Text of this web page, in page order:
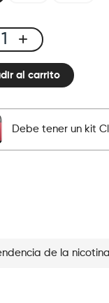
al carrito
Debe tener un kit
de la